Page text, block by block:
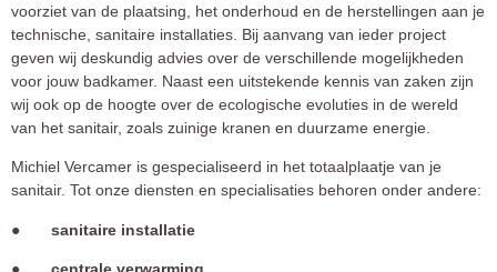
voorziet van de plaatsing, het onderhoud en de herstellingen aan je
technische, sanitaire installaties. Bij aanvang van ieder project
geven wij deskundig advies over de verschillende mogelijkheden
voor jouw badkamer. Naast een uitstekende kennis van zaken zijn
wij ook op de hoogte over de ecologische evoluties in de wereld
van het sanitair, zoals zuinige kranen en duurzame energie.
Michiel Vercamer is gespecialiseerd in het totaalplaatje van je
sanitair. Tot onze diensten en specialisaties behoren onder andere:
● sanitaire installatie